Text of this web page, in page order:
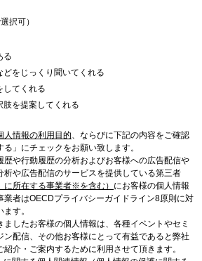
択可）
る
をじっくり聞いてくれる
してくれる
を提案してくれる
人情報の利用目的、 ならびに下記の内容をご確認
」にチェックをお願い致します。
歴や行動履歴の分析およびお客様への広告配信や
析や広告配信のサービスを提供している第三者
に所在する事業者※を含む） にお客様の個人情報
者はOECDプライバシーガイドライン8原則に対
す。
ましたお客様の個人情報は、各種イベントやセミ
配信、その他お客様にとって有益であると弊社
介・ご案内するために利用させて頂きます。